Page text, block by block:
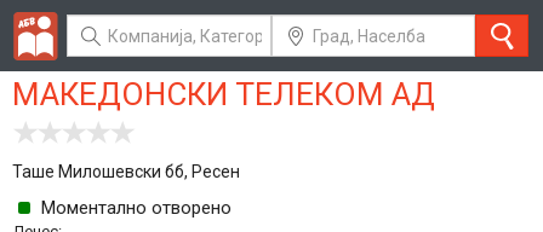
МАКЕДОНСКИ ТЕЛЕКОМ АД
Таше Милошевски бб, Ресен
Моментално отворено